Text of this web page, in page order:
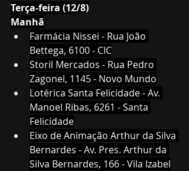
Terça-feira (12/8)
Manhã
Farmácia Nissei - Rua João
Bettega, 6100 - CIC
Storil Mercados - Rua Pedro
Zagonel, 1145 - Novo Mundo
Lotérica Santa Felicidade - Av.
Manoel Ribas, 6261 - Santa
Felicidade
Eixo de Animação Arthur da Silva
Bernardes - Av. Pres. Arthur da
Silva Bernardes, 166 - Vila Izabel